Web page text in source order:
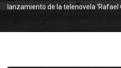
lanzamiento de la telenovela ‘Rafael